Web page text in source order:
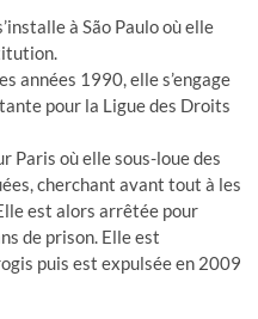
à São Paulo où elle
années 1990, elle s’engage
pour la Ligue des Droits
Paris où elle sous-loue des
cherchant avant tout à les
est alors arrêtée pour
de prison. Elle est
puis est expulsée en 2009